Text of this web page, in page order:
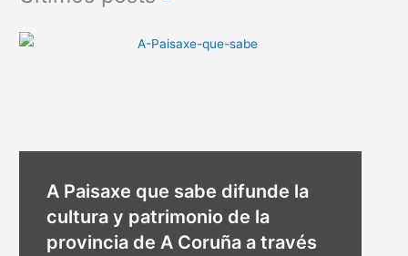
A Paisaxe que sabe difunde la
cultura y patrimonio de la
provincia de A Coruña a través